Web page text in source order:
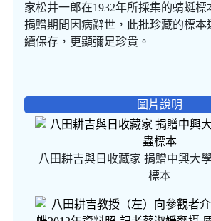
家松井一郎在1932年所採集的蜻蜓
捐贈期間因病辭世，此批珍藏的標本
續保存，更顯彌足珍貴。
圖片說明
八田耕吉與日收藏家 捐贈中興大
標本